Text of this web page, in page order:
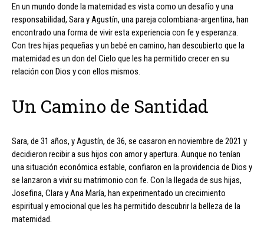
En un mundo donde la maternidad es vista como un desafío y una
responsabilidad, Sara y Agustín, una pareja colombiana-argentina, han
encontrado una forma de vivir esta experiencia con fe y esperanza.
Con tres hijas pequeñas y un bebé en camino, han descubierto que la
maternidad es un don del Cielo que les ha permitido crecer en su
relación con Dios y con ellos mismos.
Un Camino de Santidad
Sara, de 31 años, y Agustín, de 36, se casaron en noviembre de 2021 y
decidieron recibir a sus hijos con amor y apertura. Aunque no tenían
una situación económica estable, confiaron en la providencia de Dios y
se lanzaron a vivir su matrimonio con fe. Con la llegada de sus hijas,
Josefina, Clara y Ana María, han experimentado un crecimiento
espiritual y emocional que les ha permitido descubrir la belleza de la
maternidad.